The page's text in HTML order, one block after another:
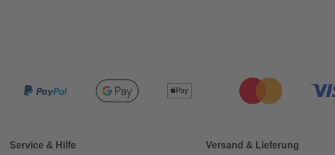
Service & Hilfe Versand & Lieferung